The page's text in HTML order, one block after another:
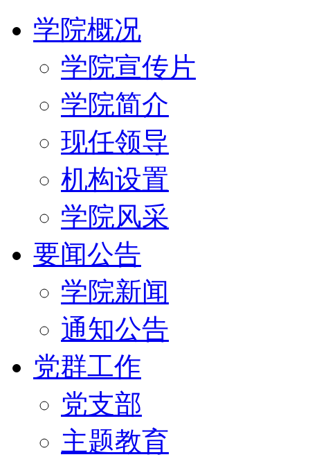
学院概况
学院宣传片
学院简介
现任领导
机构设置
学院风采
要闻公告
学院新闻
通知公告
党群工作
党支部
主题教育